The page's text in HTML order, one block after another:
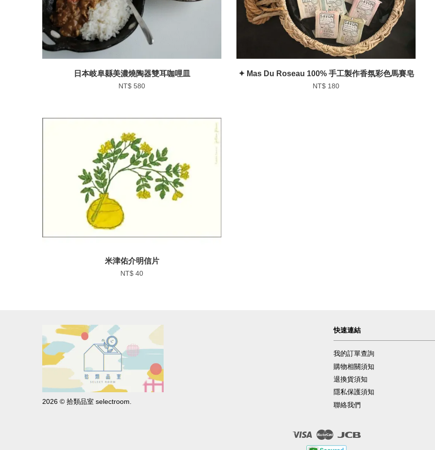
日本岐阜縣美濃燒陶器雙耳咖哩皿
NT$ 580
✦ Mas Du Roseau 100% 手工製作香氛彩色馬賽皂
NT$ 180
米津佑介明信片
NT$ 40
2026 © 拾類品室 selectroom.
快速連結
我的訂單查詢
購物相關須知
退換貨須知
隱私保護須知
聯絡我們
Visa Master